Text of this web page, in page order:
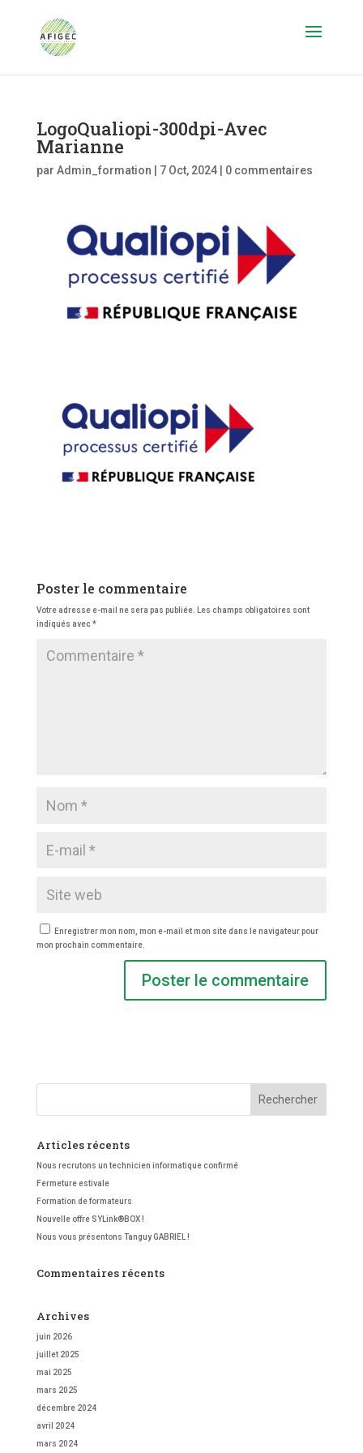
LogoQualiopi-300dpi-Avec
Marianne
par Admin_formation 7 Oct, 2024| 0 commentaires
Poster le commentaire
Votre adresse e-mail ne sera pas publiée.
Les champs obligatoires sont
indiqués avec*
Enregistrer mon nom, mon e-mail et mon site dans le navigateur pour
mon prochain commentaire.
Articles récents
Nous recrutons un technicien informatique confirmé
Fermeture estivale
Formation de formateurs
Nouvelle offre SYLink®BOX !
Nous vous présentons Tanguy GABRIEL !
Commentaires récents
Archives
juin 2026
juillet 2025
mai 2025
mars 2025
décembre 2024
avril 2024
mars 2024